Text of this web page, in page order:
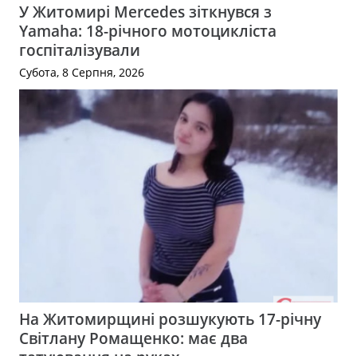
У Житомирі Mercedes зіткнувся з
Yamaha: 18-річного мотоцикліста
госпіталізували
Субота, 8 Серпня, 2026
На Житомирщині розшукують 17-річну
Світлану Ромащенко: має два